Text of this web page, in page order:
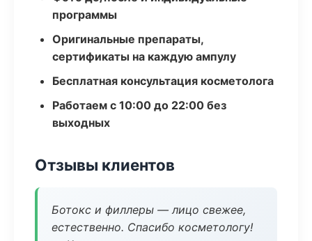
программы
Оригинальные препараты,
сертификаты на каждую ампулу
Бесплатная консультация косметолога
Работаем с 10:00 до 22:00 без
выходных
Отзывы клиентов
Ботокс и филлеры — лицо свежее,
естественно. Спасибо косметологу!